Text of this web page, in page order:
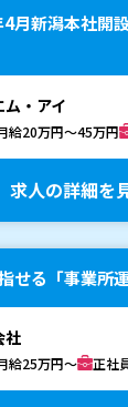
4月新潟本社開
・アイ
給20万円～45万円
求人の詳細を
せる「事業所
社
給25万円～ 正社